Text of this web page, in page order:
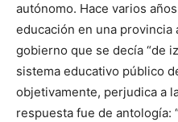
autónomo. Hace varios
educación en una provincia
gobierno que se decía “de
sistema educativo público
objetivamente, perjudica a
respuesta fue de antología: